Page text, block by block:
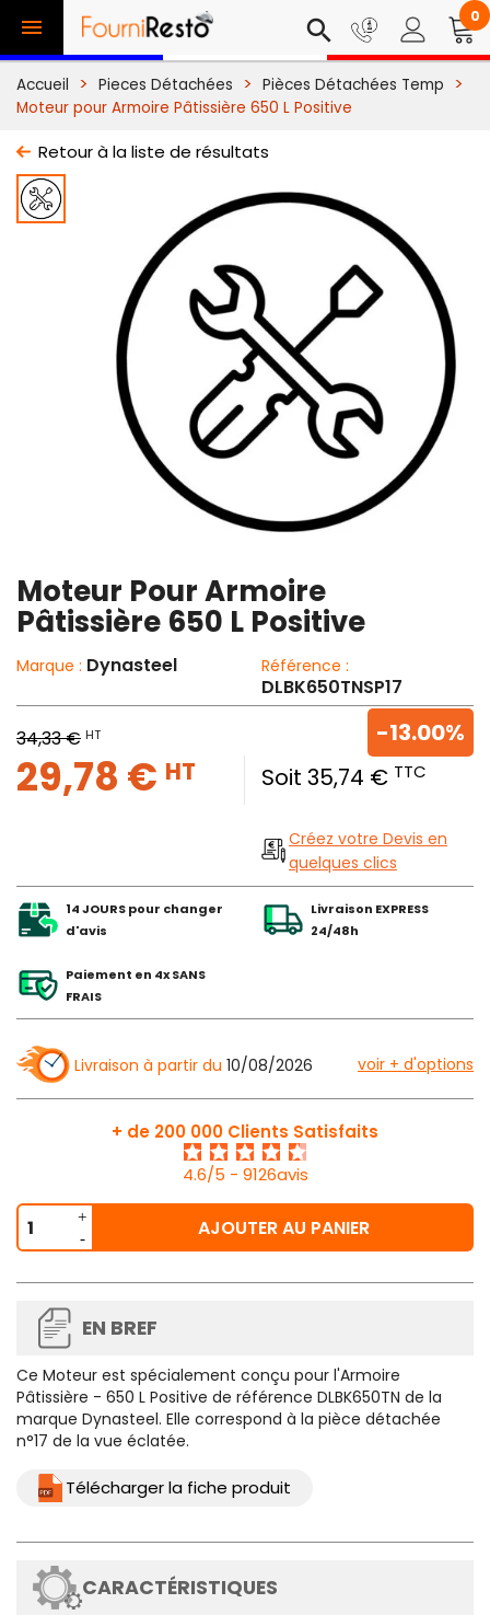
 search 0
Accueil Pieces Détachées
Pièces Détachées Temp
Moteur pour Armoire Pâtissière 650 L Positive
Retour à la liste de résultats
Moteur Pour Armoire
Pâtissière 650 L Positive
Marque : Dynasteel Référence :
DLBK650TNSP17
34,33 € HT
29,78 € HT Soit 35,74 € TTC
-13.00%
Créez votre Devis en
quelques clics
14 JOURS pour changer
d'avis
Livraison EXPRESS
24/48h
Paiement en 4x SANS
FRAIS
Livraison à partir du 10/08/2026 voir + d'options
+ de 200 000 Clients Satisfaits
4.6/5 - 9126avis
AJOUTER AU PANIER
EN BREF
Ce Moteur est spécialement conçu pour l'Armoire
Pâtissière - 650 L Positive de référence DLBK650TN de la
marque Dynasteel. Elle correspond à la pièce détachée
n°17 de la vue éclatée.
Télécharger la fiche produit
CARACTÉRISTIQUES